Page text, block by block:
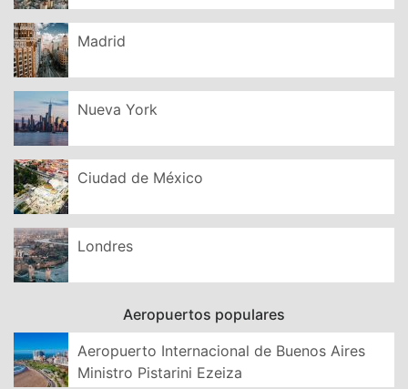
Madrid
Nueva York
Ciudad de México
Londres
Aeropuertos populares
Aeropuerto Internacional de Buenos Aires
Ministro Pistarini Ezeiza